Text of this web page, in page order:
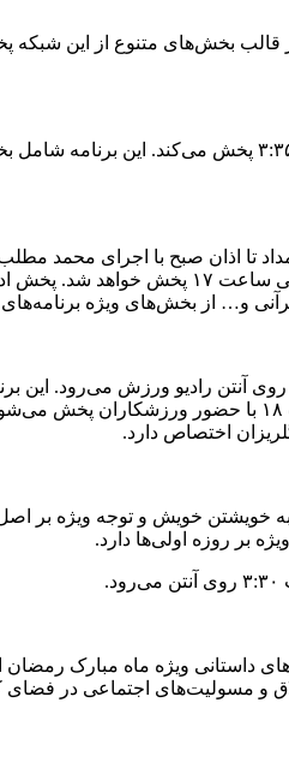
قالب بخش‌های متنوع از این
تا اذان صبح با اجرای محمد
لحظات افطار شبکه است که این برنامه
و… از بخش‌های ویژه
آنتن رادیو ورزش می‌رود. این
رمضان است. برنامه افطار این شبکه هم با نام
اختصاص دارد.
بر روزه اولی‌ها دارد.
داستانی ویژه ماه مبارک
با محوریت اخلاق و مسولیت‌های